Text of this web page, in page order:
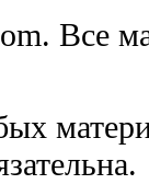
Все